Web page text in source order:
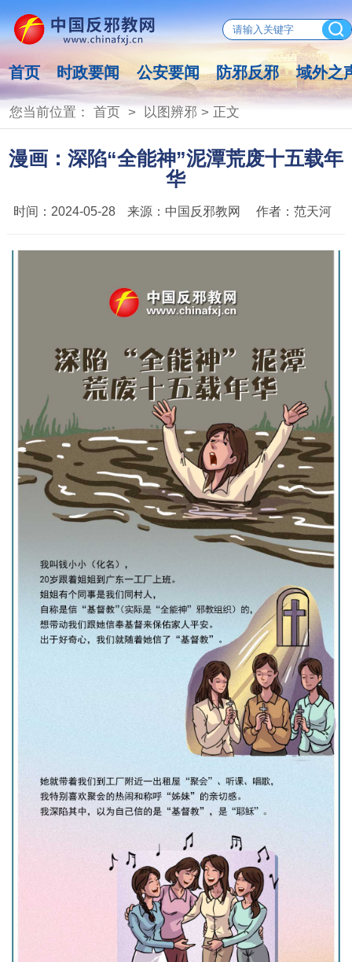
首页 时政要闻 公安要闻 防邪反邪 域外之
您当前位置： 首页> 以图辨邪 > 正文
漫画：深陷“全能神”泥潭荒废十五载年
华
时间： 2024-05-28 来源： 中国反邪教网 作者： 范天河